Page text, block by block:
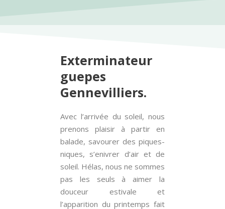
Exterminateur
guepes
Gennevilliers.
Avec l’arrivée du soleil, nous
prenons plaisir à partir en
balade, savourer des piques-
niques, s’enivrer d’air et de
soleil. Hélas, nous ne sommes
pas les seuls à aimer la
douceur estivale et
l’apparition du printemps fait